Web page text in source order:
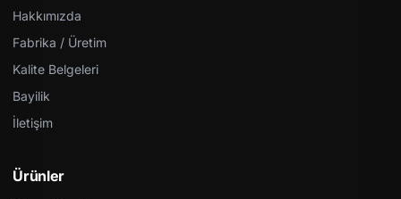
Hakkımızda
Fabrika / Üretim
Kalite Belgeleri
Bayilik
İletişim
Ürünler